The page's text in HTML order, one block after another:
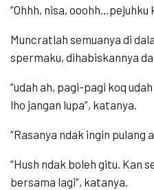
“Ohhh, nisa, ooohh…pejuhku
Muncratlah semuanya di
spermaku, dihabiskannya
“udah ah, pagi-pagi koq
lho jangan lupa”, katanya.
“Rasanya ndak ingin pulang
“Hush ndak boleh gitu. Kan
bersama lagi”, katanya.